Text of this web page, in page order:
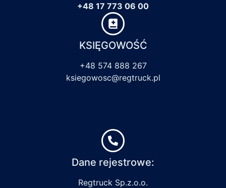
+48 17 773 06 00
KSIĘGOWOŚĆ
+48 574 888 267
ksiegowosc@regtruck.pl
Dane rejestrowe:
Regtruck Sp.z.o.o.